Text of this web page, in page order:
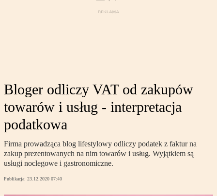
Bloger odliczy VAT od zakupów
towarów i usług - interpretacja
podatkowa
Firma prowadząca blog lifestylowy odliczy podatek z faktur na
zakup prezentowanych na nim towarów i usług. Wyjątkiem są
usługi noclegowe i gastronomiczne.
Publikacja: 23.12.2020 07:40